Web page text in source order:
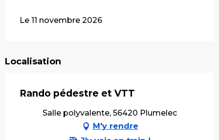
Le 11 novembre 2026
Localisation
Rando pédestre et VTT
Salle polyvalente, 56420 Plumelec
M'y rendre